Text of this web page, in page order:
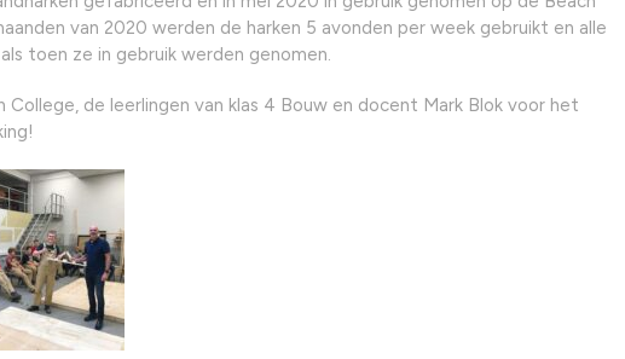
van 2020 werden de harken 5 avonden per week gebruikt en alle
toen ze in gebruik werden genomen.
de leerlingen van klas 4 Bouw en docent Mark Blok voor het